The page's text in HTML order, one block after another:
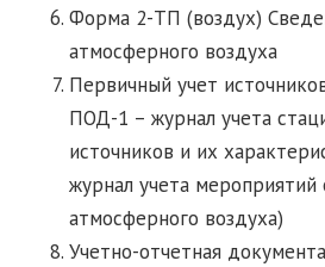
Форма 2-ТП (воздух)
атмосферного воздуха
Первичный учет
ПОД-1 – журнал учета
источников и их
журнал учета мероприятий
атмосферного воздуха)
Учетно-отчетная